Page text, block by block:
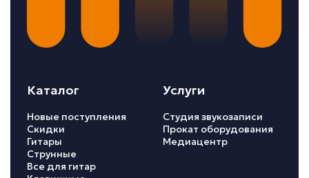
Каталог
Новые поступления
Скидки
Гитары
Струнные
Все для гитар
Услуги
Студия звукозаписи
Прокат оборудования
Медиацентр